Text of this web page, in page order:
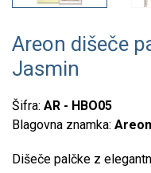
Areon dišeče
Jasmin
Šifra: AR - HBO05
Blagovna znamka: Areon
Dišeče palčke z